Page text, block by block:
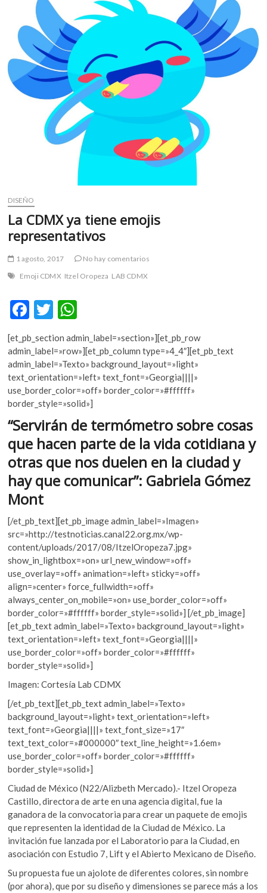
o
l
DISEÑO
La CDMX ya tiene emojis
representativos
1 agosto, 2017
No hay comentarios
Emoji CDMX Itzel Oropeza LAB CDMX
F
e
b
o
o
k
T
w
itt
er
h
at
s
A
p
p
[et_pb_section admin_label=»section»][et_pb_row
admin_label=»row»][et_pb_column type=»4_4″][et_pb_text
admin_label=»Texto» background_layout=»light»
text_orientation=»left» text_font=»Georgia||||»
use_border_color=»off» border_color=»#ffffff»
border_style=»solid»]
“Servirán de termómetro sobre cosas
que hacen parte de la vida cotidiana y
otras que nos duelen en la ciudad y
hay que comunicar”: Gabriela Gómez
Mont
[/et_pb_text][et_pb_image admin_label=»Imagen»
src=»http://testnoticias.canal22.org.mx/wp-
content/uploads/2017/08/ItzelOropeza7.jpg»
show_in_lightbox=»on» url_new_window=»off»
use_overlay=»off» animation=»left» sticky=»off»
align=»center» force_fullwidth=»off»
always_center_on_mobile=»on» use_border_color=»off»
border_color=»#ffffff» border_style=»solid»] [/et_pb_image]
[et_pb_text admin_label=»Texto» background_layout=»light»
text_orientation=»left» text_font=»Georgia||||»
use_border_color=»off» border_color=»#ffffff»
border_style=»solid»]
Imagen: Cortesía Lab CDMX
[/et_pb_text][et_pb_text admin_label=»Texto»
background_layout=»light» text_orientation=»left»
text_font=»Georgia||||» text_font_size=»17″
text_text_color=»#000000″ text_line_height=»1.6em»
use_border_color=»off» border_color=»#ffffff»
border_style=»solid»]
Ciudad de México (N22/Alizbeth Mercado).- Itzel Oropeza
Castillo, directora de arte en una agencia digital, fue la
ganadora de la convocatoria para crear un paquete de emojis
que representen la identidad de la Ciudad de México. La
invitación fue lanzada por el Laboratorio para la Ciudad, en
asociación con Estudio 7, Lift y el Abierto Mexicano de Diseño.
Su propuesta fue un ajolote de diferentes colores, sin nombre
(por ahora), que por su diseño y dimensiones se parece más a los